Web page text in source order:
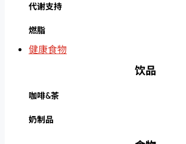
代谢支持
燃脂
健康食物
饮品
咖啡&茶
奶制品